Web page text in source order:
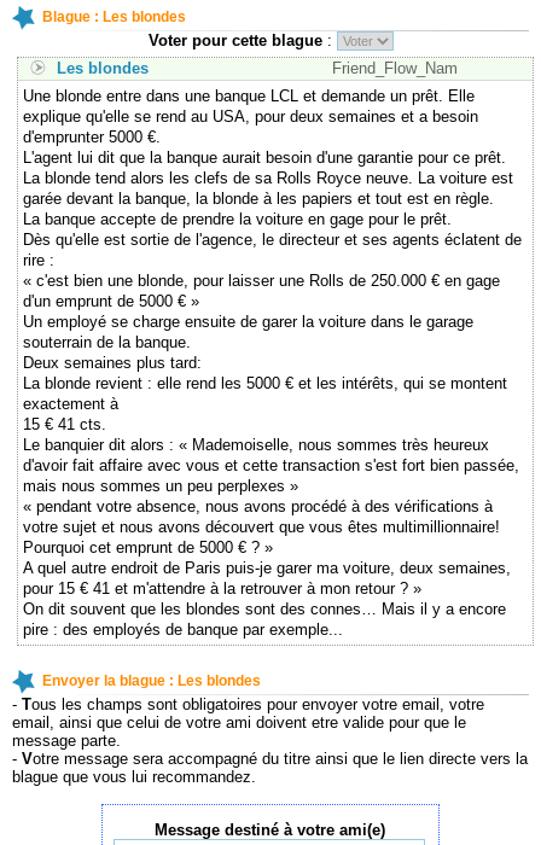
Blague : Les blondes
Voter pour cette blague:
Les blondes
Friend_Flow_Nam
Une blonde entre dans une banque LCL et demande un prêt. Elle
explique qu'elle se rend au USA, pour deux semaines et a besoin
d'emprunter 5000 €.
L'agent lui dit que la banque aurait besoin d'une garantie pour ce prêt.
La blonde tend alors les clefs de sa Rolls Royce neuve. La voiture est
garée devant la banque, la blonde à les papiers et tout est en règle.
La banque accepte de prendre la voiture en gage pour le prêt.
Dès qu'elle est sortie de l'agence, le directeur et ses agents éclatent de
rire :
« c'est bien une blonde, pour laisser une Rolls de 250.000 € en gage
d'un emprunt de 5000 € »
Un employé se charge ensuite de garer la voiture dans le garage
souterrain de la banque.
Deux semaines plus tard:
La blonde revient : elle rend les 5000 € et les intérêts, qui se montent
exactement à
15 € 41 cts.
Le banquier dit alors : « Mademoiselle, nous sommes très heureux
d'avoir fait affaire avec vous et cette transaction s'est fort bien passée,
mais nous sommes un peu perplexes »
« pendant votre absence, nous avons procédé à des vérifications à
votre sujet et nous avons découvert que vous êtes multimillionnaire!
Pourquoi cet emprunt de 5000 € ? »
A quel autre endroit de Paris puis-je garer ma voiture, deux semaines,
pour 15 € 41 et m'attendre à la retrouver à mon retour ? »
On dit souvent que les blondes sont des connes… Mais il y a encore
pire : des employés de banque par exemple...
Envoyer la blague : Les blondes
- Tous les champs sont obligatoires pour envoyer votre email, votre
email, ainsi que celui de votre ami doivent etre valide pour que le
message parte.
- Votre message sera accompagné du titre ainsi que le lien directe vers la
blague que vous lui recommandez.
Message destiné à votre ami(e)